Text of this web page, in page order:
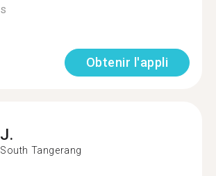
Obtenir l'appli
J.
South Tangerang